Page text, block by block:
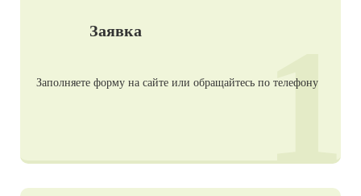
Заявка
Заполняете форму на сайте или обращайтесь по телефону
1